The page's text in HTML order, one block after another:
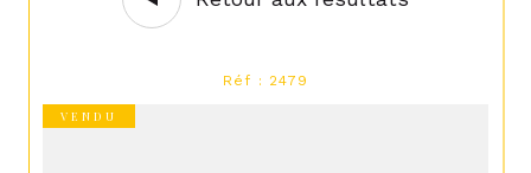
Réf : 2479
VENDU